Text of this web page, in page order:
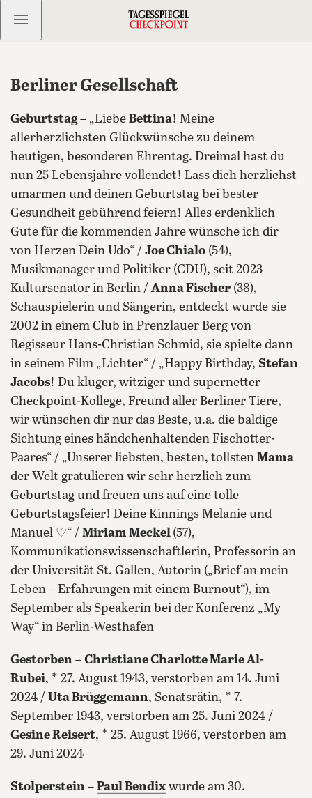
Kostenlos anmelden
Berliner Gesellschaft
Geburtstag– „Liebe Bettina! Meine
allerherzlichsten Glückwünsche zu deinem
heutigen, besonderen Ehrentag. Dreimal hast du
nun 25 Lebensjahre vollendet! Lass dich herzlichst
umarmen und deinen Geburtstag bei bester
Gesundheit gebührend feiern! Alles erdenklich
Gute für die kommenden Jahre wünsche ich dir
von Herzen Dein Udo“ / Joe Chialo (54),
Musikmanager und Politiker (CDU), seit 2023
Kultursenator in Berlin / Anna Fischer (38),
Schauspielerin und Sängerin, entdeckt wurde sie
2002 in einem Club in Prenzlauer Berg von
Regisseur Hans-Christian Schmid, sie spielte dann
in seinem Film „Lichter“ / „Happy Birthday, Stefan
Jacobs! Du kluger, witziger und supernetter
Checkpoint-Kollege, Freund aller Berliner Tiere,
wir wünschen dir nur das Beste, u.a. die baldige
Sichtung eines händchenhaltenden Fischotter-
Paares“ / „Unserer liebsten, besten, tollsten Mama
der Welt gratulieren wir sehr herzlich zum
Geburtstag und freuen uns auf eine tolle
Geburtstagsfeier! Deine Kinnings Melanie und
Manuel ♡“ / Miriam Meckel (57),
Kommunikationswissenschaftlerin, Professorin an
der Universität St. Gallen, Autorin („Brief an mein
Leben – Erfahrungen mit einem Burnout“), im
September als Speakerin bei der Konferenz „My
Way“ in Berlin-Westhafen
Gestorben – Christiane Charlotte Marie Al-
Rubei, * 27. August 1943, verstorben am 14. Juni
2024 / Uta Brüggemann, Senatsrätin, * 7.
September 1943, verstorben am 25. Juni 2024 /
Gesine Reisert, * 25. August 1966, verstorben am
29. Juni 2024
Stolperstein – Paul Bendixwurde am 30.